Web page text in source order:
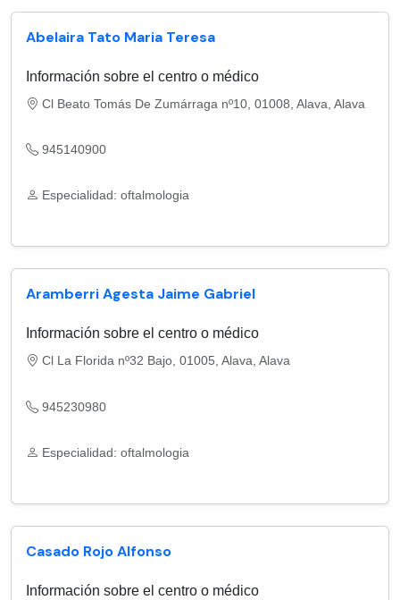
Abelaira Tato Maria Teresa
Información sobre el centro o médico
Cl Beato Tomás De Zumárraga nº10, 01008, Alava, Alava
945140900
Especialidad: oftalmologia
Aramberri Agesta Jaime Gabriel
Información sobre el centro o médico
Cl La Florida nº32 Bajo, 01005, Alava, Alava
945230980
Especialidad: oftalmologia
Casado Rojo Alfonso
Información sobre el centro o médico